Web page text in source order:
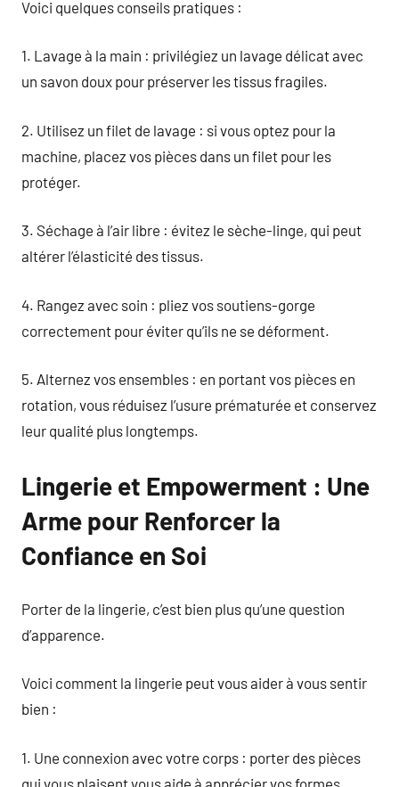
Voici quelques conseils pratiques :
1. Lavage à la main : privilégiez un lavage délicat avec
un savon doux pour préserver les tissus fragiles.
2. Utilisez un filet de lavage : si vous optez pour la
machine, placez vos pièces dans un filet pour les
protéger.
3. Séchage à l’air libre : évitez le sèche-linge, qui peut
altérer l’élasticité des tissus.
4. Rangez avec soin : pliez vos soutiens-gorge
correctement pour éviter qu’ils ne se déforment.
5. Alternez vos ensembles : en portant vos pièces en
rotation, vous réduisez l’usure prématurée et conservez
leur qualité plus longtemps.
Lingerie et Empowerment : Une
Arme pour Renforcer la
Confiance en Soi
Porter de la lingerie, c’est bien plus qu’une question
d’apparence.
Voici comment la lingerie peut vous aider à vous sentir
bien :
1. Une connexion avec votre corps : porter des pièces
qui vous plaisent vous aide à apprécier vos formes